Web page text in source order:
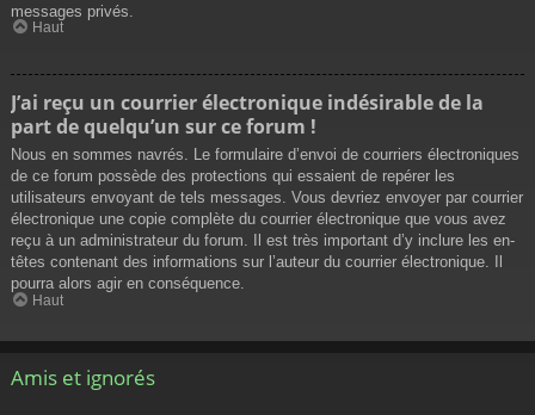
messages privés.
Haut
J’ai reçu un courrier électronique indésirable de la
part de quelqu’un sur ce forum !
Nous en sommes navrés. Le formulaire d’envoi de courriers électroniques
de ce forum possède des protections qui essaient de repérer les
utilisateurs envoyant de tels messages. Vous devriez envoyer par courrier
électronique une copie complète du courrier électronique que vous avez
reçu à un administrateur du forum. Il est très important d’y inclure les en-
têtes contenant des informations sur l’auteur du courrier électronique. Il
pourra alors agir en conséquence.
Haut
Amis et ignorés